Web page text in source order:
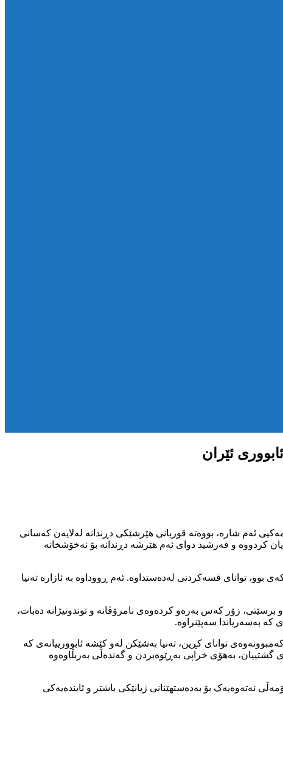
ئێران
ئەم شارە، بووەتە قوربانی هێرشێکی دڕندانە لەلایەن کەسانی
کردووە و فەرشید دوای ئەم هێرشە دڕندانە بۆ نەخۆشخانە
توانای قسەکردنی لەدەستداوە. ئەم ڕووداوە بە ئازارە تەنیا
برسێتی، زۆر کەس بەرەو کردەوەی نامرۆڤانە و توندوتیژانە دەبات،
بەسەریاندا سەپێنراوە.
توانای کڕین، تەنیا بەشێکن لەو کێشە ئابوورییانەی کە
گشتییان، بەهۆی خراپی بەڕێوەبردن و گەندەڵی بەربڵاوەوە
نەتەوەیەک بۆ بەدەستهێنانی ژیانێکی باشتر و ئایندەیەکی